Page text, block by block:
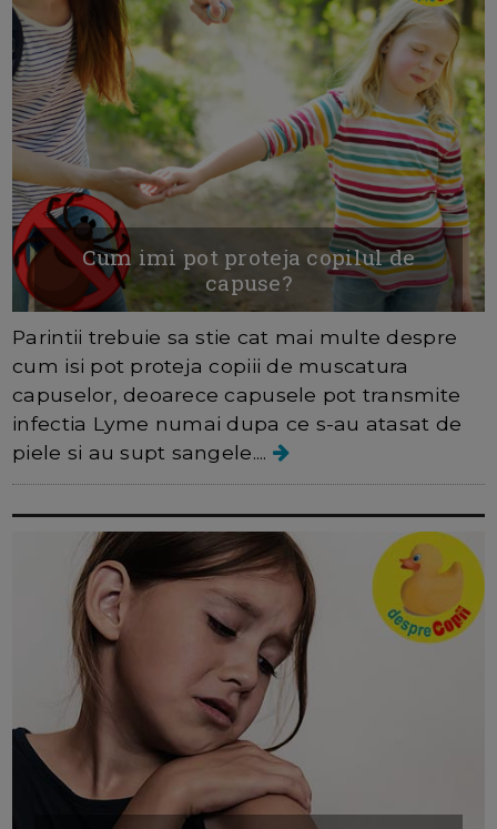
Cum imi pot proteja copilul de
capuse?
Parintii trebuie sa stie cat mai multe despre
cum isi pot proteja copiii de muscatura
capuselor, deoarece capusele pot transmite
infectia Lyme numai dupa ce s-au atasat de
piele si au supt sangele....